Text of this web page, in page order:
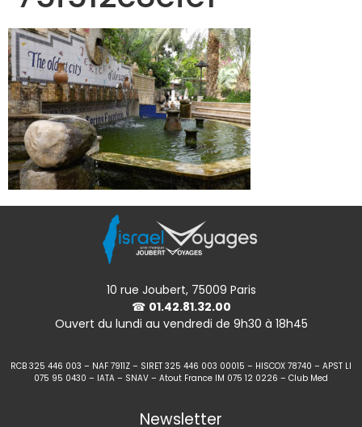
10 rue Joubert, 75009 Paris
☎ 01.42.81.32.00
Ouvert du lundi au vendredi de 9h30 à 18h45
RCB 325 446 003 – NAF 7911Z – SIRET 325 446 003 00015 – HISCOX 78740 – APST LI
075 95 0430 – IATA – SNAV – Atout France IM 075 12 0226 – Club Med
Newsletter